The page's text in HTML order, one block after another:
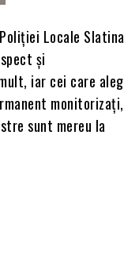
Locale Slatina
și
iar cei care aleg
monitorizați,
sunt mereu la